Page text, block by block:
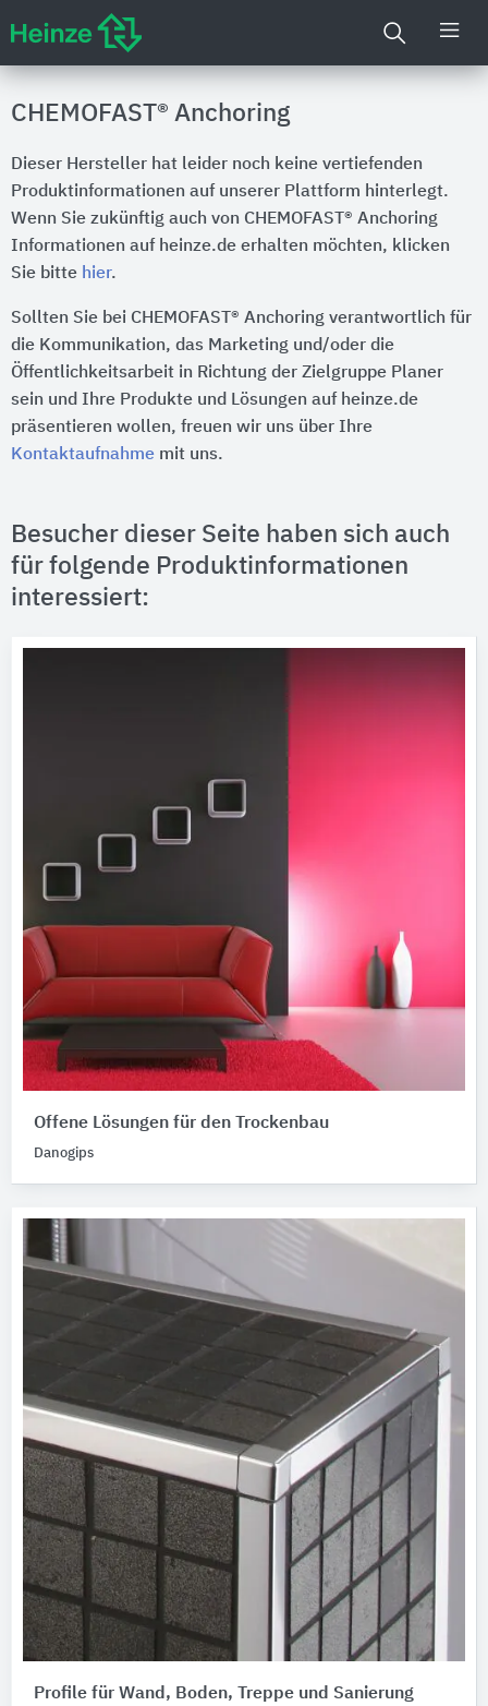
CHEMOFAST® Anchoring
Dieser Hersteller hat leider noch keine vertiefenden
Produktinformationen auf unserer Plattform hinterlegt.
Wenn Sie zukünftig auch von CHEMOFAST® Anchoring
Informationen auf heinze.de erhalten möchten, klicken
Sie bitte hier.
Sollten Sie bei CHEMOFAST® Anchoring verantwortlich für
die Kommunikation, das Marketing und/oder die
Öffentlichkeitsarbeit in Richtung der Zielgruppe Planer
sein und Ihre Produkte und Lösungen auf heinze.de
präsentieren wollen, freuen wir uns über Ihre
Kontaktaufnahme mit uns.
Besucher dieser Seite haben sich auch
für folgende Produktinformationen
interessiert:
Offene Lösungen für den Trockenbau
Danogips
Profile für Wand, Boden, Treppe und Sanierung